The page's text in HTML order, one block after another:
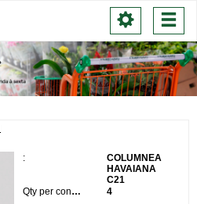
Toggle
navigation
:
COLUMNEA
HAVAIANA
C21
Qty per container:
4